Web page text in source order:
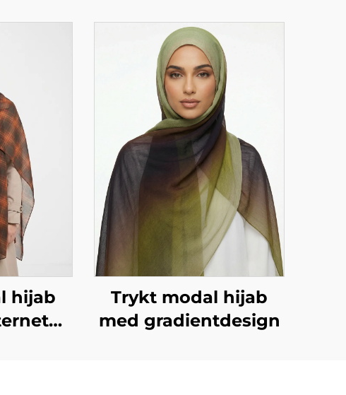
hijab
Trykt modal hijab
med gradientdesign